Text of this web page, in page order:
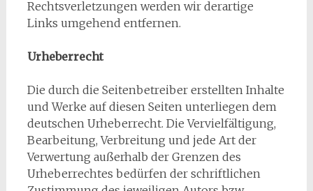
Rechtsverletzungen werden wir derartige
Links umgehend entfernen.
Urheberrecht
Die durch die Seitenbetreiber erstellten Inhalte
und Werke auf diesen Seiten unterliegen dem
deutschen Urheberrecht. Die Vervielfältigung,
Bearbeitung, Verbreitung und jede Art der
Verwertung außerhalb der Grenzen des
Urheberrechtes bedürfen der schriftlichen